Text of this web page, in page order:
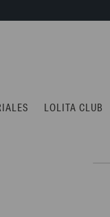
LOLITA CLUB